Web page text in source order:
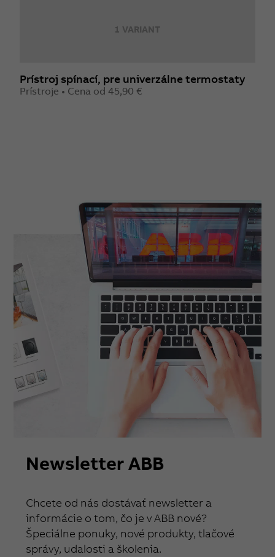
1 VARIANT
Prístroj spínací, pre univerzálne termostaty
Prístroje • Cena od 45,90 €
Newsletter ABB
Chcete od nás dostávať newsletter a
informácie o tom, čo je v ABB nové?
Špeciálne ponuky, nové produkty, tlačové
správy, udalosti a školenia.